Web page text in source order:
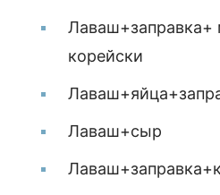
Лаваш+заправка+
корейски
Лаваш+сыр